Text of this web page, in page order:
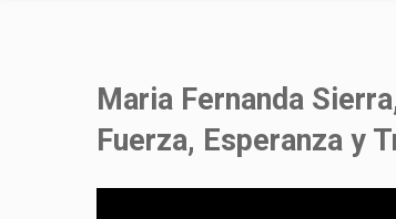
Maria Fernanda
Fuerza, Esperanza y